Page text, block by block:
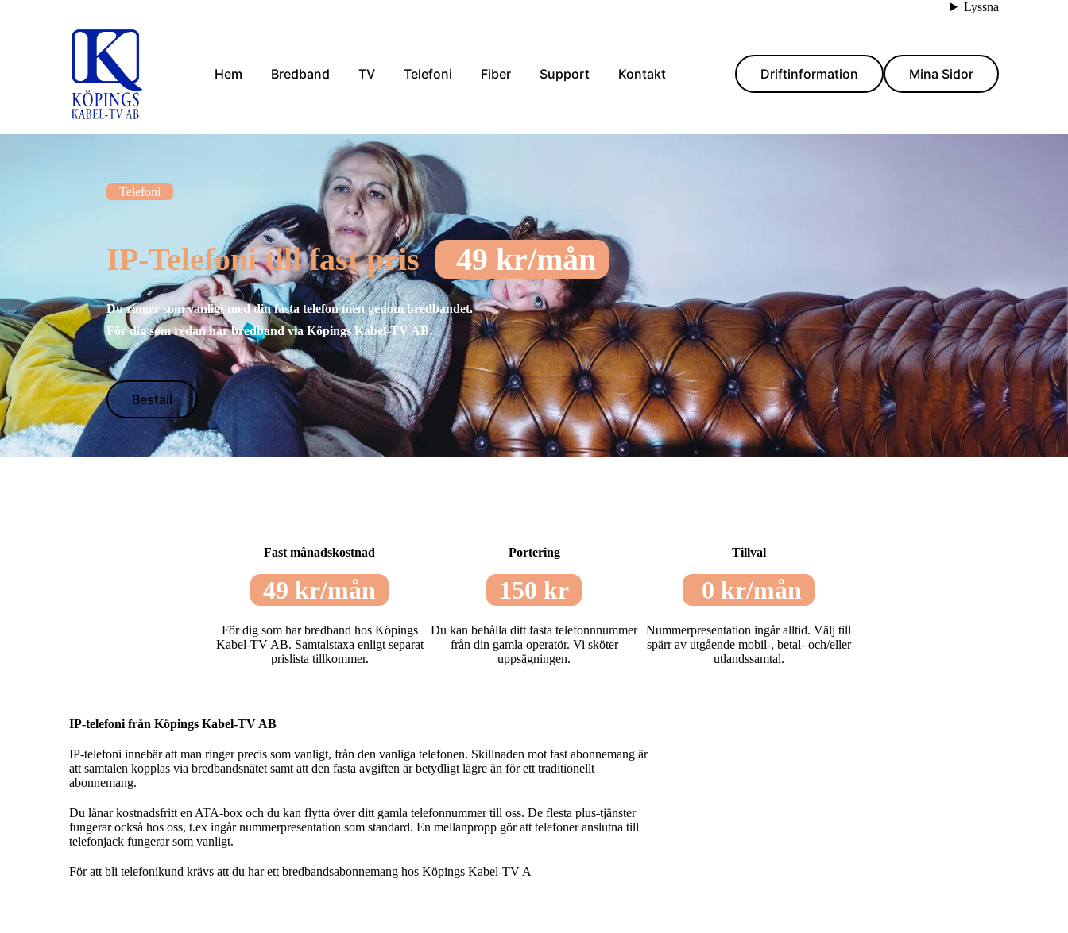
Lyssna
Hem Bredband TV Telefoni Fiber Support Kontakt Driftinformation Mina Sidor
Telefoni
IP-Telefoni till fast pris 49 kr/mån
Du ringer som vanligt med din fasta telefon men genom bredbandet.
För dig som redan har bredband via Köpings Kabel-TV AB.
Beställ
Fast månadskostnad
49 kr/mån
För dig som har bredband hos Köpings
Kabel-TV AB. Samtalstaxa enligt separat
prislista tillkommer.
Portering
150 kr
Du kan behålla ditt fasta telefonnnummer
från din gamla operatör. Vi sköter
uppsägningen.
Tillval
0 kr/mån
Nummerpresentation ingår alltid. Välj till
spärr av utgående mobil-, betal- och/eller
utlandssamtal.
IP-telefoni från Köpings Kabel-TV AB
IP-telefoni innebär att man ringer precis som vanligt, från den vanliga telefonen. Skillnaden mot fast abonnemang är
att samtalen kopplas via bredbandsnätet samt att den fasta avgiften är betydligt lägre än för ett traditionellt
abonnemang.
Du lånar kostnadsfritt en ATA-box och du kan flytta över ditt gamla telefonnummer till oss. De flesta plus-tjänster
fungerar också hos oss, t.ex ingår nummerpresentation som standard. En mellanpropp gör att telefoner anslutna till
telefonjack fungerar som vanligt.
För att bli telefonikund krävs att du har ett bredbandsabonnemang hos Köpings Kabel-TV A